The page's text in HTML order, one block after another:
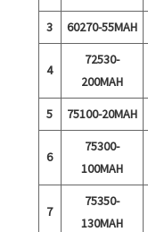
3
60270-55MAH
4
72530-
200MAH
5 75100-20MAH
6
75300-
100MAH
7
75350-
130MAH